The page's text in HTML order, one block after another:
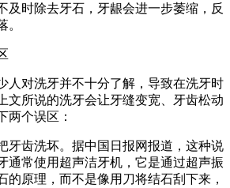
及时除去牙石，牙龈会进一步萎缩，反
。
对洗牙并不十分了解，导致在洗牙时
文所说的洗牙会让牙缝变宽、牙齿松动
两个误区：
齿洗坏。据中国日报网报道，这种说
通常使用超声洁牙机，它是通过超声振
的原理，而不是像用刀将结石刮下来，